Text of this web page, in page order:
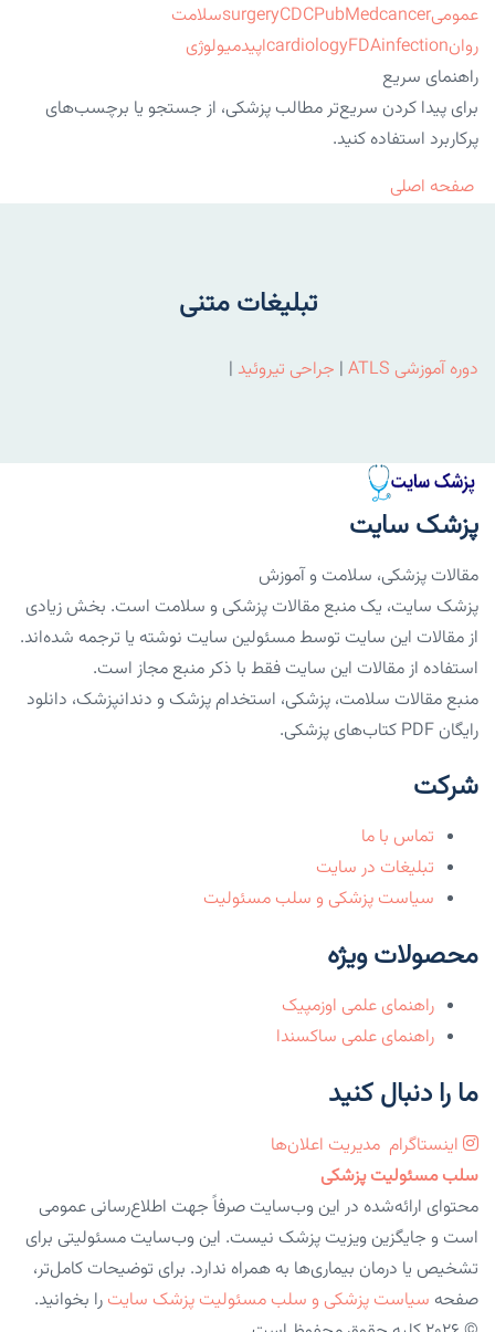
عمومی
surgeryCDCPubMedcancer
سلامت
روان
cardiologyFDAinfection
اپیدمیولوژی
راهنمای سریع
برای پیدا کردن سریع‌تر مطالب پزشکی، از جستجو یا برچسب‌های
پرکاربرد استفاده کنید.
صفحه اصلی
تبلیغات متنی
دوره آموزشی ATLS | جراحی تیروئید |
پزشک سایت
مقالات پزشکی، سلامت و آموزش
پزشک سایت، یک منبع مقالات پزشکی و سلامت است. بخش زیادی
از مقالات این سایت توسط مسئولین سایت نوشته یا ترجمه شده‌اند.
استفاده از مقالات این سایت فقط با ذکر منبع مجاز است.
منبع مقالات سلامت، پزشکی، استخدام پزشک و دندانپزشک، دانلود
رایگان PDF کتاب‌های پزشکی.
شرکت
تماس با ما
تبلیغات در سایت
سیاست پزشکی و سلب مسئولیت
محصولات ویژه
راهنمای علمی اوزمپیک
راهنمای علمی ساکسندا
ما را دنبال کنید
اینستاگرام مدیریت اعلان‌ها
سلب مسئولیت پزشکی
محتوای ارائه‌شده در این وب‌سایت صرفاً جهت اطلاع‌رسانی عمومی
است و جایگزین ویزیت پزشک نیست. این وب‌سایت مسئولیتی برای
تشخیص یا درمان بیماری‌ها به همراه ندارد. برای توضیحات کامل‌تر،
صفحه سیاست پزشکی و سلب مسئولیت پزشک سایت را بخوانید.